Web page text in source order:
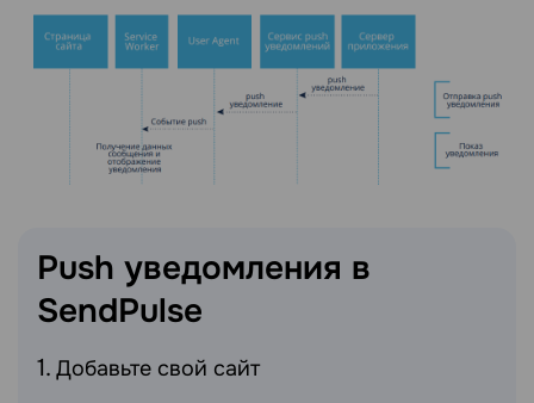
Push уведомления в
SendPulse
Добавьте свой сайт